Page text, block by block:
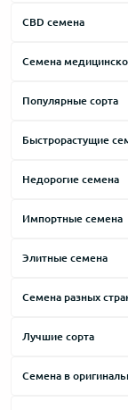
Синтетический
Фруктовый
Хвойный
CBD семена
Семена
Лечение
Лечение артрита
Популярные сорта
Быстрорастущие
Недорогие семена
Импортные семена
Элитные семена
Семена разных
Семена Канады
Лучшие сорта
Семена в